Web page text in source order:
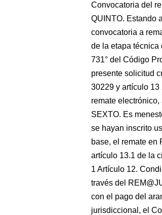
Convocatoria del
QUINTO. Estando
convocatoria a
de la etapa técnica
731° del Código
presente solicitud
30229 y artículo 13
remate
SEXTO. Es
se hayan inscrito
base, el remate en
artículo 13.1 de la
1 Artículo 12.
través del
con el pago del
jurisdiccional, el